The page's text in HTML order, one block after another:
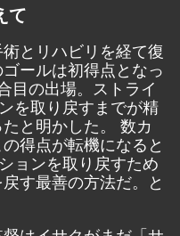
て
とリハビリを経て復
ールは初得点となっ
目の出場。ストライ
を取り戻すまでが精
と明かした。 数カ
得点が転機になると
ョンを取り戻すため
す最善の方法だ。と